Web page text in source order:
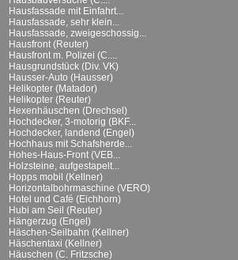
Hausfassade mit Einfahrt...
Hausfassade, sehr klein...
Hausfassade, zweigeschossig...
Hausfront (Reuter)
Hausfront m. Polizei (C....
Hausgrundstück (Div. VK)
Hausser-Auto (Hausser)
Helikopter (Matador)
Helikopter (Reuter)
Hexenhäuschen (Drechsel)
Hochdecker, 3-motorig (BKF...
Hochdecker, landend (Engel)
Hochhaus mit Schafsherde...
Hohes-Haus-Front (VEB...
Holzsteine, aufgestapelt...
Hopps mobil (Kellner)
Horizontalbohrmaschine (VERO)
Hotel und Café (Eichhorn)
Hubi am Seil (Reuter)
Hängerzug (Engel)
Häschen-Seilbahn (Kellner)
Häschentaxi (Kellner)
Häuschen (C. Fritzsche)